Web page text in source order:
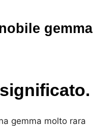
gemma
gemma molto rara